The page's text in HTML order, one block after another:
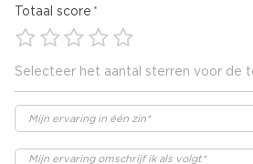
Totaal score
Selecteer het aantal sterren voor de